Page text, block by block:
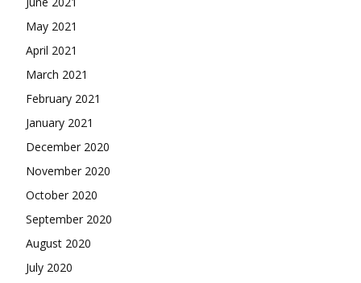
May 2021
April 2021
March 2021
February 2021
January 2021
December 2020
November 2020
October 2020
September 2020
August 2020
July 2020